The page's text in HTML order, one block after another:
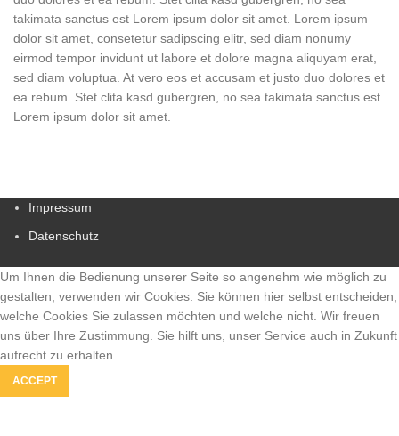
takimata sanctus est Lorem ipsum dolor sit amet. Lorem ipsum
dolor sit amet, consetetur sadipscing elitr, sed diam nonumy
eirmod tempor invidunt ut labore et dolore magna aliquyam erat,
sed diam voluptua. At vero eos et accusam et justo duo dolores et
ea rebum. Stet clita kasd gubergren, no sea takimata sanctus est
Lorem ipsum dolor sit amet.
Impressum
Datenschutz
Um Ihnen die Bedienung unserer Seite so angenehm wie möglich zu
gestalten, verwenden wir Cookies. Sie können hier selbst entscheiden,
welche Cookies Sie zulassen möchten und welche nicht. Wir freuen
uns über Ihre Zustimmung. Sie hilft uns, unser Service auch in Zukunft
aufrecht zu erhalten.
ACCEPT